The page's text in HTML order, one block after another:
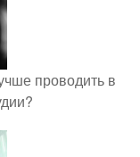
проводить в